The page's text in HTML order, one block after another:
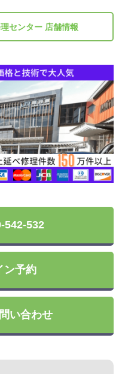
センター 店舗情報
542-532
ン予約
い合わせ